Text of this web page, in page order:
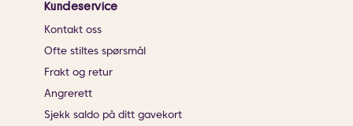
Kundeservice
Kontakt oss
Ofte stiltes spørsmål
Frakt og retur
Angrerett
Sjekk saldo på ditt gavekort